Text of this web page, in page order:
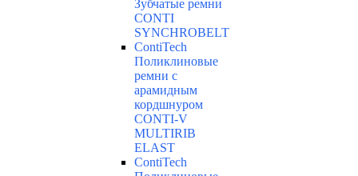
Зубчатые ремни
CONTI
SYNCHROBELT
ContiTech
Поликлиновые
ремни с
арамидным
кордшнуром
CONTI-V
MULTIRIB
ELAST
ContiTech